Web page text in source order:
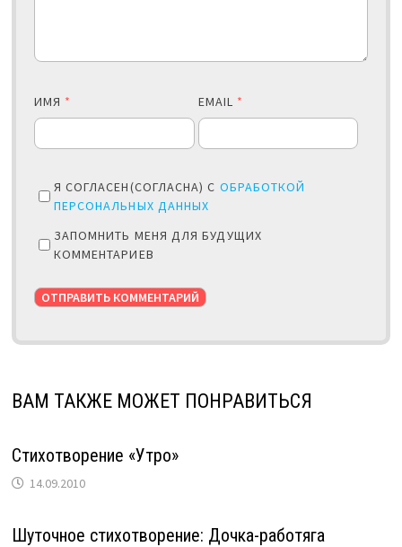
ИМЯ * EMAIL *
Я СОГЛАСЕН(СОГЛАСНА) С ОБРАБОТКОЙ
ПЕРСОНАЛЬНЫХ ДАННЫХ
ЗАПОМНИТЬ МЕНЯ ДЛЯ БУДУЩИХ
КОММЕНТАРИЕВ
ВАМ ТАКЖЕ МОЖЕТ ПОНРАВИТЬСЯ
Стихотворение «Утро»
14.09.2010
Шуточное стихотворение: Дочка-работяга